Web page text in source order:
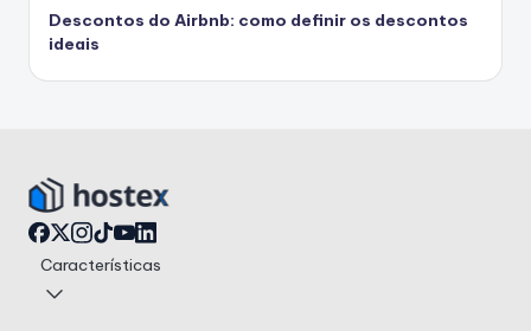
Descontos do Airbnb: como definir os descontos
ideais
Características